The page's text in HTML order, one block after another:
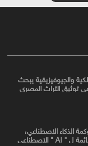
والجيوفيزيقية يبحث
توثيق التراث المصري
الذكاء الاصطناعي،
والحوسبة باللجنة العربية الدائمة ل " AI " الاصطناعي